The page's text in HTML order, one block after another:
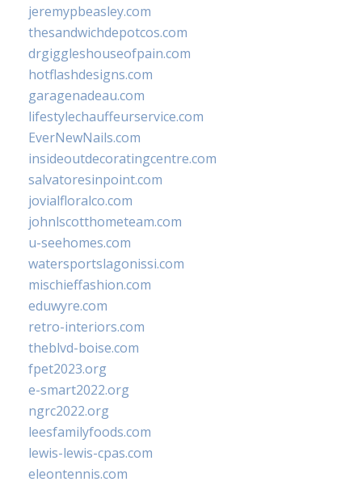
jeremypbeasley.com
thesandwichdepotcos.com
drgiggleshouseofpain.com
hotflashdesigns.com
garagenadeau.com
lifestylechauffeurservice.com
EverNewNails.com
insideoutdecoratingcentre.com
salvatoresinpoint.com
jovialfloralco.com
johnlscotthometeam.com
u-seehomes.com
watersportslagonissi.com
mischieffashion.com
eduwyre.com
retro-interiors.com
theblvd-boise.com
fpet2023.org
e-smart2022.org
ngrc2022.org
leesfamilyfoods.com
lewis-lewis-cpas.com
eleontennis.com